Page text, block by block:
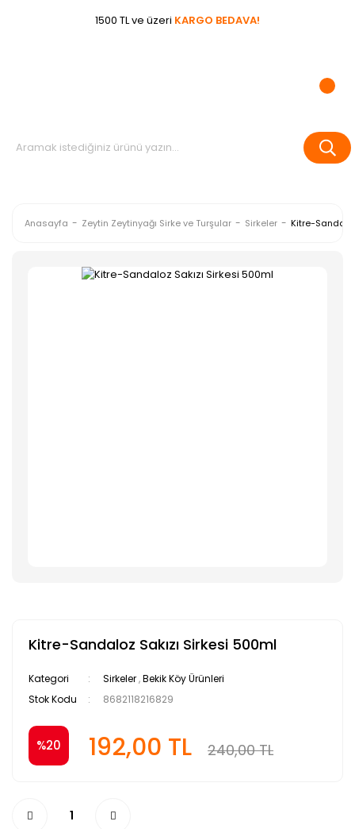
1500 TL ve üzeri KARGO BEDAVA!
Anasayfa Zeytin Zeytinyağı Sirke ve Turşular Sirkeler Kitre-
Kitre-Sandaloz Sakızı Sirkesi 500ml
Kategori Sirkeler,Bekik Köy Ürünleri
Stok Kodu
8682118216829
%20 192,00 TL 240,00 TL